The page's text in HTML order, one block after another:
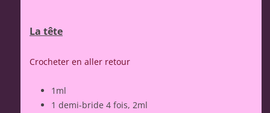
La tête
Crocheter en aller retour
1ml
1 demi-bride 4 fois, 2ml